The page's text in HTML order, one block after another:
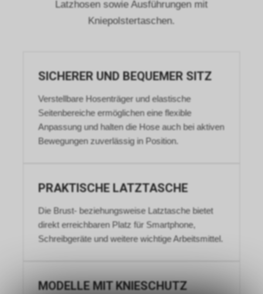
Latzhosen sowie Ausführungen mit
Kniepolstertaschen.
SICHERER UND BEQUEMER SITZ
Verstellbare Hosenträger und elastische
Seitenbereiche ermöglichen eine flexible
Anpassung und halten die Hose auch bei aktiven
Bewegungen zuverlässig in Position.
PRAKTISCHE LATZTASCHE
Die Brust- beziehungsweise Latztasche bietet
direkt erreichbaren Platz für Smartphone,
Schreibgeräte und weitere wichtige Arbeitsmittel.
MODELLE MIT KNIESCHUTZ